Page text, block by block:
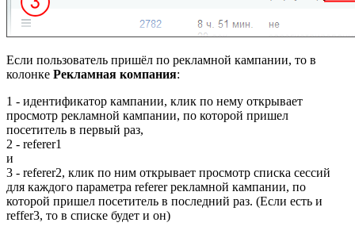
Если пользователь пришёл по рекламной кампании, то в
колонке Рекламная компания:
1 - идентификатор кампании, клик по нему открывает
просмотр рекламной кампании, по которой пришел
посетитель в первый раз,
2 - referer1
и
3 - referer2, клик по ним открывает просмотр списка сессий
для каждого параметра referer рекламной кампании, по
которой пришел посетитель в последний раз. (Если есть и
reffer3, то в списке будет и он)